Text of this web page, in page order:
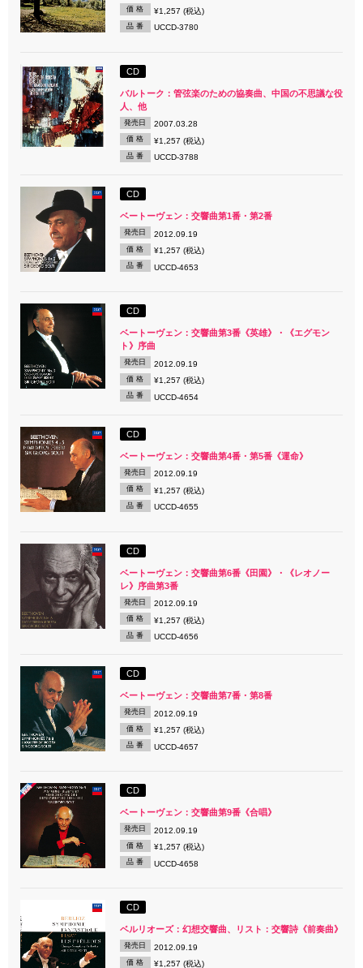
価 格 ¥1,257 (税込)
品 番 UCCD-3780
CD
バルトーク：管弦楽のための協奏曲、中国の不思議な役
人、他
発売日 2007.03.28
価 格 ¥1,257 (税込)
品 番 UCCD-3788
CD
ベートーヴェン：交響曲第1番・第2番
発売日 2012.09.19
価 格 ¥1,257 (税込)
品 番 UCCD-4653
CD
ベートーヴェン：交響曲第3番《英雄》・《エグモン
ト》序曲
発売日 2012.09.19
価 格 ¥1,257 (税込)
品 番 UCCD-4654
CD
ベートーヴェン：交響曲第4番・第5番《運命》
発売日 2012.09.19
価 格 ¥1,257 (税込)
品 番 UCCD-4655
CD
ベートーヴェン：交響曲第6番《田園》・《レオノー
レ》序曲第3番
発売日 2012.09.19
価 格 ¥1,257 (税込)
品 番 UCCD-4656
CD
ベートーヴェン：交響曲第7番・第8番
発売日 2012.09.19
価 格 ¥1,257 (税込)
品 番 UCCD-4657
CD
ベートーヴェン：交響曲第9番《合唱》
発売日 2012.09.19
価 格 ¥1,257 (税込)
品 番 UCCD-4658
CD
ベルリオーズ：幻想交響曲、リスト：交響詩《前奏曲》
発売日 2012.09.19
価 格 ¥1,257 (税込)